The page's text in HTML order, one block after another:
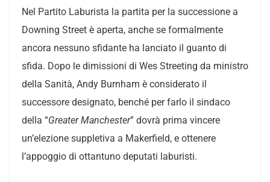
Nel Partito Laburista la partita per la successione a
Downing Street è aperta, anche se formalmente
ancora nessuno sfidante ha lanciato il guanto di
sfida. Dopo le dimissioni di Wes Streeting da ministro
della Sanità, Andy Burnham è considerato il
successore designato, benché per farlo il sindaco
della “Greater Manchester” dovrà prima vincere
un’elezione suppletiva a Makerfield, e ottenere
l’appoggio di ottantuno deputati laburisti.